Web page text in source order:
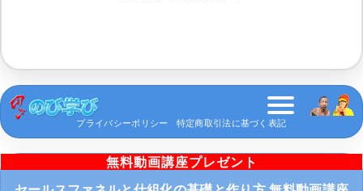
プライバシーポリシー 特定商取引法に基づく表記
無料動画講座プレゼント